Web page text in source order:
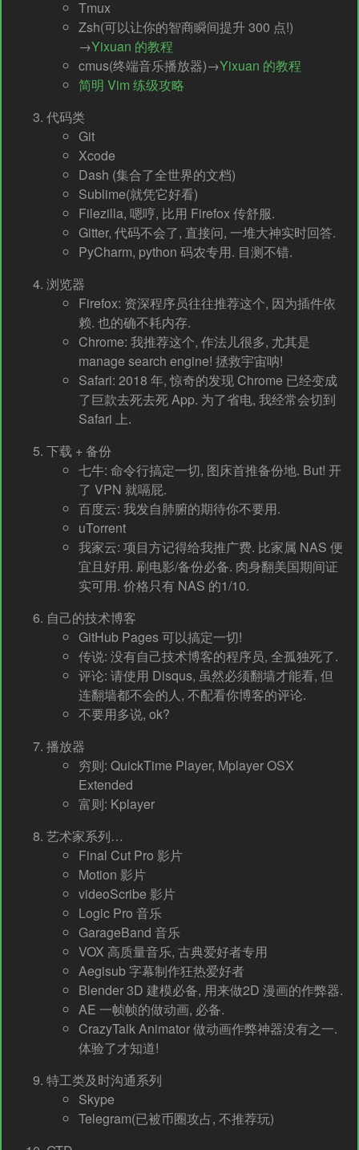
Tmux
Zsh(可以让你的智商瞬间提升 300 点!)
→Yixuan 的教程
cmus(终端音乐播放器)→Yixuan 的教程
简明 Vim 练级攻略
代码类
Git
Xcode
Dash (集合了全世界的文档)
Sublime(就凭它好看)
Filezilla, 嗯哼, 比用 Firefox 传舒服.
Gitter, 代码不会了, 直接问, 一堆大神实时回答.
PyCharm, python 码农专用. 目测不错.
浏览器
Firefox: 资深程序员往往推荐这个, 因为插件依
赖. 也的确不耗内存.
Chrome: 我推荐这个, 作法儿很多, 尤其是
manage search engine! 拯救宇宙呐!
Safari: 2018 年, 惊奇的发现 Chrome 已经变成
了巨款去死去死 App. 为了省电, 我经常会切到
Safari 上.
下载 + 备份
七牛: 命令行搞定一切, 图床首推备份地. But! 开
了 VPN 就嗝屁.
百度云: 我发自肺腑的期待你不要用.
uTorrent
我家云: 项目方记得给我推广费. 比家属 NAS 便
宜且好用. 刷电影/备份必备. 肉身翻美国期间证
实可用. 价格只有 NAS 的1/10.
自己的技术博客
GitHub Pages 可以搞定一切!
传说: 没有自己技术博客的程序员, 全孤独死了.
评论: 请使用 Disqus, 虽然必须翻墙才能看, 但
连翻墙都不会的人, 不配看你博客的评论.
不要用多说, ok?
播放器
穷则: QuickTime Player, Mplayer OSX
Extended
富则: Kplayer
艺术家系列…
Final Cut Pro 影片
Motion 影片
videoScribe 影片
Logic Pro 音乐
GarageBand 音乐
VOX 高质量音乐, 古典爱好者专用
Aegisub 字幕制作狂热爱好者
Blender 3D 建模必备, 用来做2D 漫画的作弊器.
AE 一帧帧的做动画, 必备.
CrazyTalk Animator 做动画作弊神器没有之一.
体验了才知道!
特工类及时沟通系列
Skype
Telegram(已被币圈攻占, 不推荐玩)